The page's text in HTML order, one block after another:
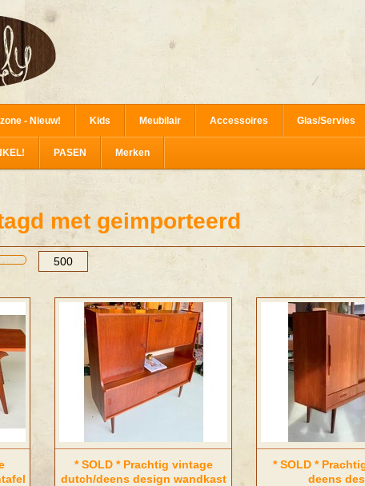
- Nieuw! Kids Meubilair Accessoires Glas/Servies
PASEN Merken
met geimporteerd
* SOLD * Prachtig vintage
dutch/deens design wandkast
* SOLD *
deens